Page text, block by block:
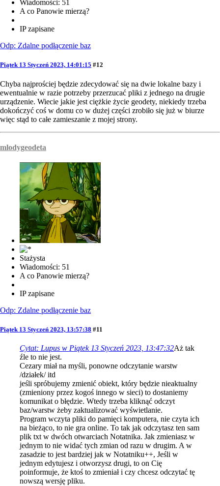
Wiadomości: 51
A co Panowie mierzą?
IP zapisane
Odp: Zdalne podłączenie baz
Piątek 13 Styczeń 2023, 14:01:15 #12
Chyba najprościej będzie zdecydować się na dwie lokalne bazy i
ewentualnie w razie potrzeby przerzucać pliki z jednego na drugie
urządzenie. Wiecie jakie jest ciężkie życie geodety, niekiedy trzeba
dokończyć coś w domu co w dużej części zrobiło się już w biurze
więc stąd to całe zamieszanie z mojej strony.
mlodygeodeta
Stażysta
Wiadomości: 51
A co Panowie mierzą?
IP zapisane
Odp: Zdalne podłączenie baz
Piątek 13 Styczeń 2023, 13:57:38 #11
Cytat: Lupus w Piątek 13 Styczeń 2023, 13:47:32Aż tak
źle to nie jest.
Cezary miał na myśli, ponowne odczytanie warstw
/działek/ itd
jeśli spróbujemy zmienić obiekt, który będzie nieaktualny
(zmieniony przez kogoś innego w sieci) to dostaniemy
komunikat o błędzie. Wtedy trzeba kliknąć odczyt
baz/warstw żeby zaktualizować wyświetlanie.
Program wczyta pliki do pamięci komputera, nie czyta ich
na bieżąco, to nie gra online. To tak jak odczytasz ten sam
plik txt w dwóch otwarciach Notatnika. Jak zmieniasz w
jednym to nie widać tych zmian od razu w drugim. A w
zasadzie to jest bardziej jak w Notatniku++, Jeśli w
jednym edytujesz i otworzysz drugi, to on Cię
poinformuje, że ktoś to zmieniał i czy chcesz odczytać tę
nowszą wersję pliku.